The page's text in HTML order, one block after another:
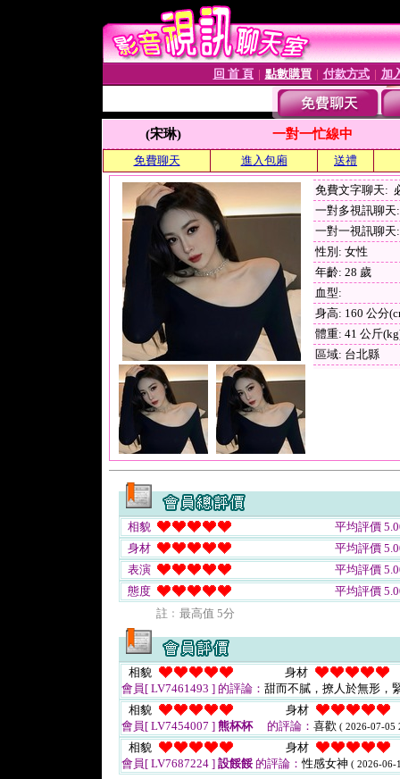
回 首 頁 點數購買│ 付款方式│ 加
(宋琳) 一對一忙線中
免費聊天 進入包廂 送禮
免費文字聊天:
一對多視訊聊天
一對一視訊聊天
性別: 女性
年齡: 28 歲
血型:
身高: 160 公分
體重: 41 公斤
區域: 台北縣
相貌
平均評價
身材
平均評價
表演
平均評價
態度
平均評價
註﹕最高值 5分
相貌
身材
會員[ LV7461493 ] 的評論： 甜而不膩，撩人於無形，
相貌
身材
會員[ LV7454007 ] 熊杯杯 的評論： 喜歡 ( 2026-07-05
相貌
身材
會員[ LV7687224 ] 設餒餒的評論：性感女神 ( 2026-06-